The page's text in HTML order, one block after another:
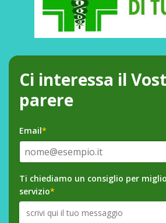
Ci interessa il
parere
Email*
Ti chiediamo un consiglio per
servizio*